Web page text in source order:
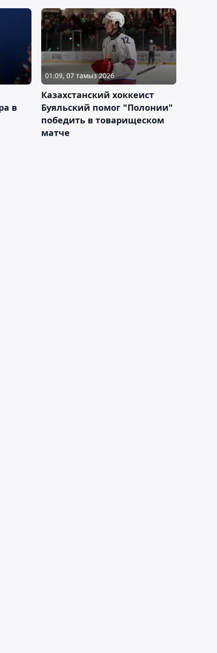
в
01:09, 07 тамыз 2026
Казахстанский хоккеист
Буяльский помог "Полонии"
победить в товарищеском
матче